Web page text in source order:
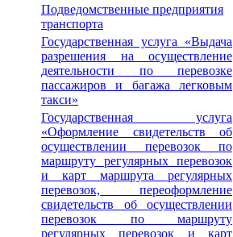
Подведомственные предприятия
транспорта
Государственная услуга «Выдача
разрешения на осуществление
деятельности по перевозке
пассажиров и багажа легковым
такси»
Государственная услуга
«Оформление свидетельств об
осуществлении перевозок по
маршруту регулярных перевозок
и карт маршрута регулярных
перевозок, переоформление
свидетельств об осуществлении
перевозок по маршруту
регулярных перевозок и карт